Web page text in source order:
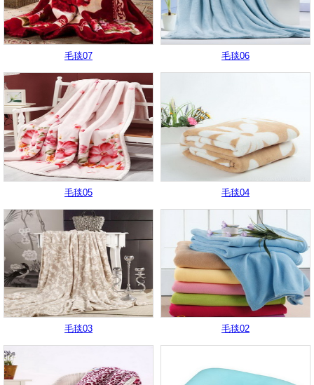
毛毯07 毛毯06
毛毯05 毛毯04
毛毯03 毛毯02